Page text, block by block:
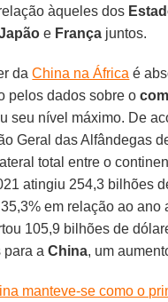
àqueles dos
e França juntos.
daChina na África é
pelos dados sobre o
seu nível máximo. De
Geral das Alfândegas
total entre o
atingiu 254,3 bilhões
em relação ao ano
105,9 bilhões de
para aChina, um
manteve-se como o